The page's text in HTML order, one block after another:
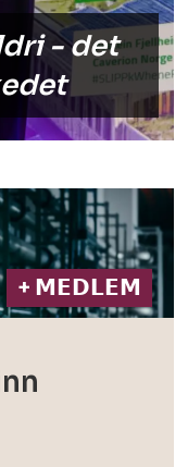
- det
+ 𝗠𝗘𝗗𝗟𝗘𝗠